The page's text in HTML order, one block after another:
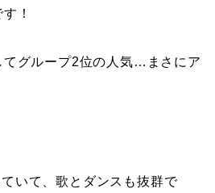
！
てグループ2位の人気…まさにア
いて、歌とダンスも抜群で